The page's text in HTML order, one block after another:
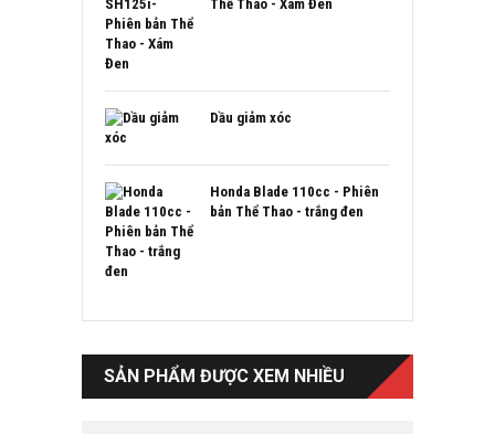
Thể Thao - Xám Đen
Dầu giảm xóc
Honda Blade 110cc - Phiên
bản Thể Thao - trắng đen
SẢN PHẨM ĐƯỢC XEM NHIỀU